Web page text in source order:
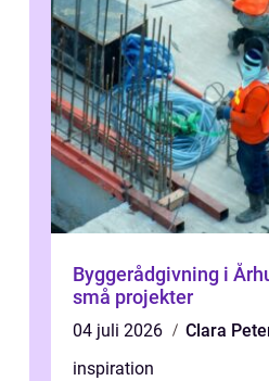
Byggerådgivning i
små projekter
04 juli 2026
Clara
inspiration